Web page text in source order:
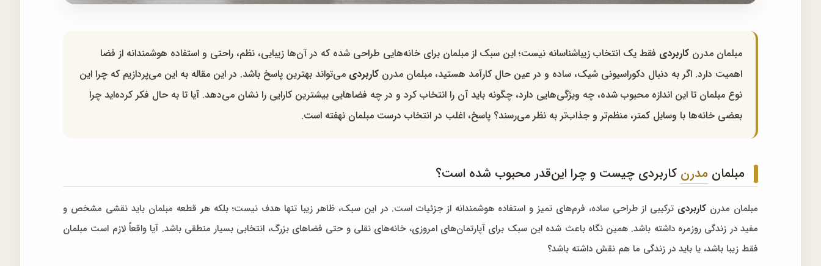
مبلمان مدرن کاربردی فقط یک انتخاب زیباشناسانه نیست؛ این سبک از مبلمان برای خانه‌هایی طراحی شده که در آن‌ها زیبایی، نظم، راحتی و استفاده هوشمندانه از فضا
اهمیت دارد. اگر به دنبال دکوراسیونی شیک، ساده و در عین حال کارآمد هستید، مبلمان مدرن کاربردی می‌تواند بهترین پاسخ باشد. در این مقاله به این می‌پردازیم که چرا این
نوع مبلمان تا این اندازه محبوب شده، چه ویژگی‌هایی دارد، چگونه باید آن را انتخاب کرد و در چه فضاهایی بیشترین کارایی را نشان می‌دهد. آیا تا به حال فکر کرده‌اید چرا
بعضی خانه‌ها با وسایل کمتر، منظم‌تر و جذاب‌تر به نظر می‌رسند؟ پاسخ، اغلب در انتخاب درست مبلمان نهفته است.
مبلمان مدرن کاربردی چیست و چرا این‌قدر محبوب شده است؟
مبلمان مدرنکاربردی ترکیبی از طراحی ساده، فرم‌های تمیز و استفاده هوشمندانه از جزئیات است. در این سبک، ظاهر زیبا تنها هدف نیست؛ بلکه هر قطعه مبلمان باید نقشی مشخص و
مفید در زندگی روزمره داشته باشد. همین نگاه باعث شده این سبک برای آپارتمان‌های امروزی، خانه‌های نقلی و حتی فضاهای بزرگ، انتخابی بسیار منطقی باشد. آیا واقعاً لازم است مبلمان
فقط زیبا باشد، یا باید در زندگی ما هم نقش داشته باشد؟